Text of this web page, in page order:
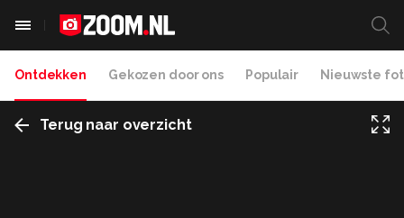
Ontdekken Gekozen door ons Populair Nieuwste
Terug naar overzicht